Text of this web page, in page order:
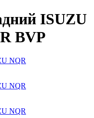
ISUZU
BVP